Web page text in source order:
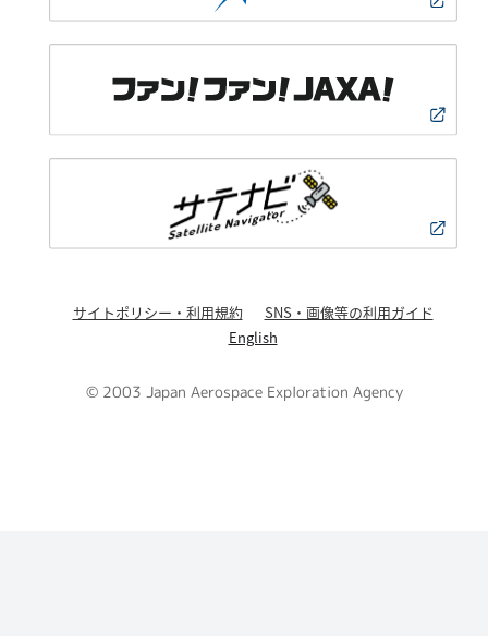
サイトポリシー・利用規約
SNS・画像等の利用ガイド
English
© 2003 Japan Aerospace Exploration Agency